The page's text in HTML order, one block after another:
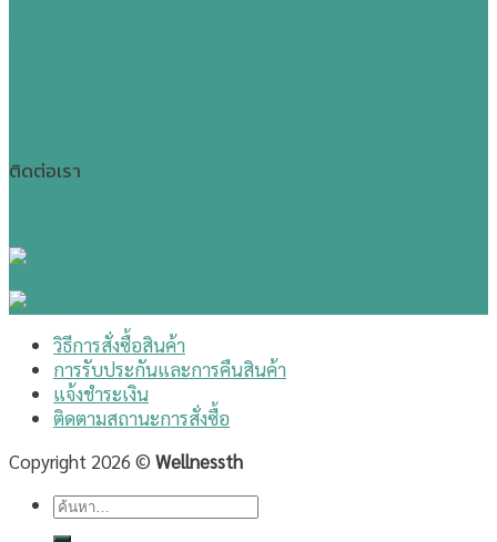
ติดต่อเรา
วิธีการสั่งซื้อสินค้า
การรับประกันและการคืนสินค้า
แจ้งชำระเงิน
ติดตามสถานะการสั่งซื้อ
Copyright 2026 © Wellnessth
ค้นหา: